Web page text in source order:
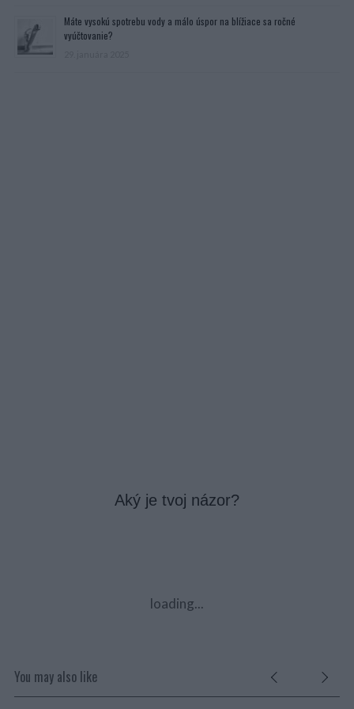
Máte vysokú spotrebu vody a málo úspor na blížiace sa ročné
vyúčtovanie?
Aký je tvoj názor?
loading...
You may also like